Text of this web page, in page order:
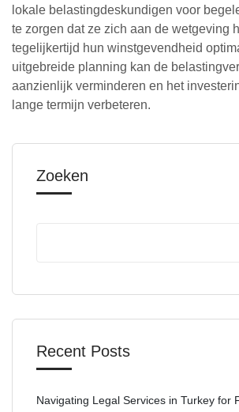
lokale belastingdeskundigen voor
te zorgen dat ze zich aan de wetgeving
tegelijkertijd hun winstgevendheid
uitgebreide planning kan de
aanzienlijk verminderen en het
lange termijn verbeteren.
Zoeken
Recent Posts
Navigating Legal Services in Turkey for